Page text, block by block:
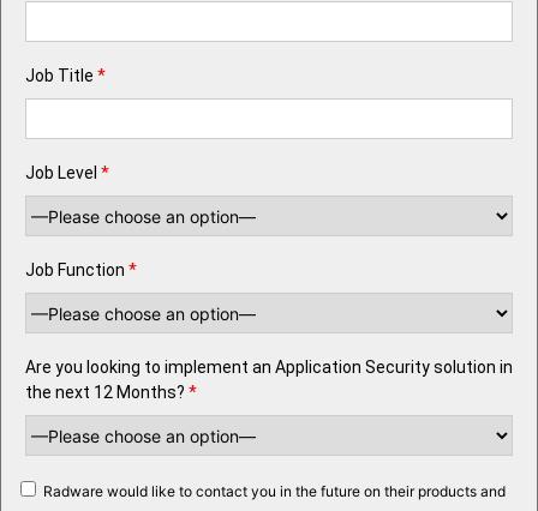
Job Title *
Job Level *
Job Function *
Are you looking to implement an Application Security solution in
the next 12 Months? *
Radware would like to contact you in the future on their products and